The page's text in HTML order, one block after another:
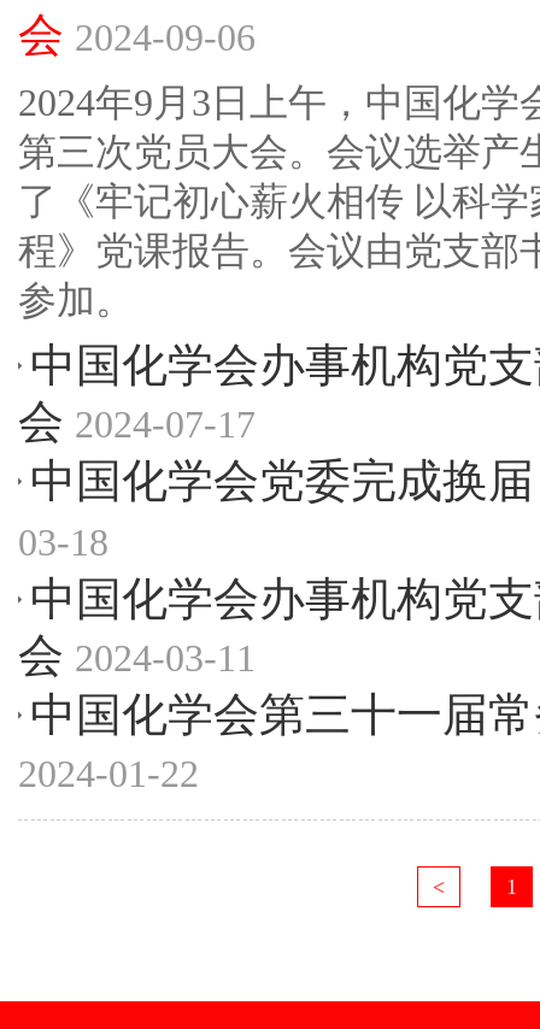
会 2024-09-06
2024年9月3日上午，中国化
第三次党员大会。会议选举
了《牢记初心薪火相传 以科
程》党课报告。会议由党支部
参加。
中国化学会办事机构党
会 2024-07-17
中国化学会党委完成换
03-18
中国化学会办事机构党
会 2024-03-11
中国化学会第三十一届
2024-01-22
< 1